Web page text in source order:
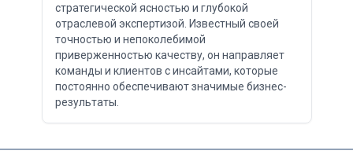
стратегической ясностью и глубокой
отраслевой экспертизой. Известный своей
точностью и непоколебимой
приверженностью качеству, он направляет
команды и клиентов с инсайтами, которые
постоянно обеспечивают значимые бизнес-
результаты.